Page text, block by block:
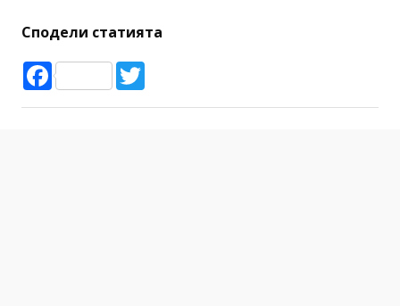
Сподели статията
Facebook